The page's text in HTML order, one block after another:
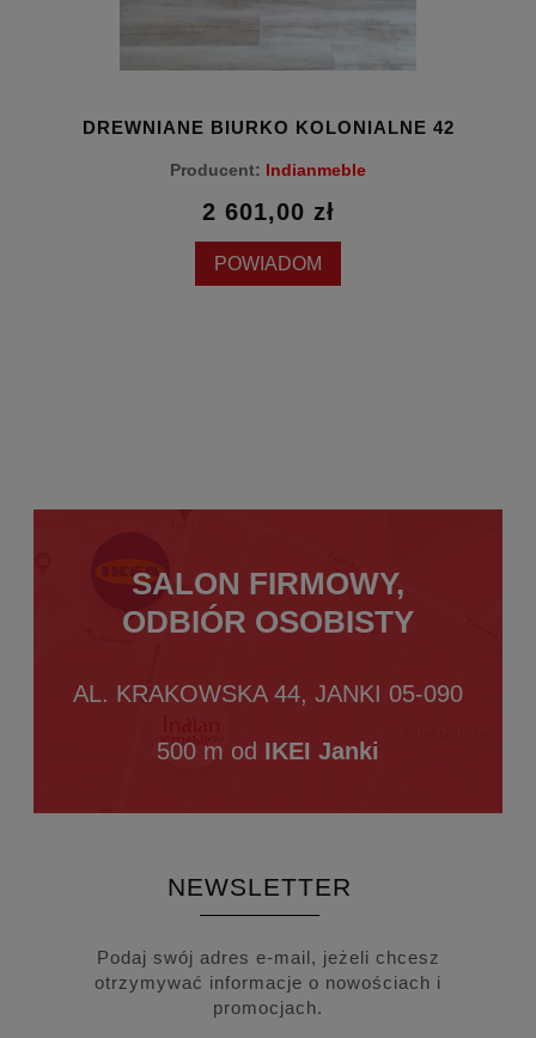
DREWNIANE BIURKO KOLONIALNE 42
Producent: Indianmeble
2 601,00 zł
POWIADOM
SALON FIRMOWY,
ODBIÓR OSOBISTY
AL. KRAKOWSKA 44, JANKI 05-090
500 m od IKEI Janki
NEWSLETTER
Podaj swój adres e-mail, jeżeli chcesz
otrzymywać informacje o nowościach i
promocjach.